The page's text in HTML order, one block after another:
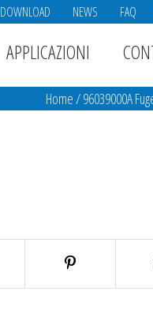
DOWNLOAD NEWS FAQ
APPLICAZIONI
Home/96039000A